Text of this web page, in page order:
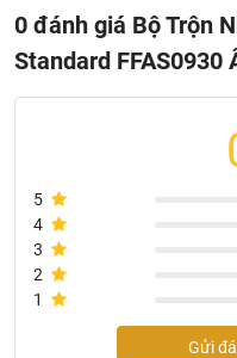
Dễ dàng vệ sinh, lau
Chất liệu: Đồng mạ
0 đánh giá Bộ Trộn
Standard FFAS0930
5
4
3
2
1
Gửi